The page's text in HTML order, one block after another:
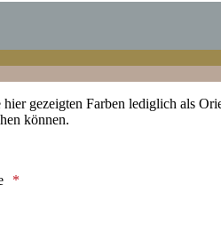
hier gezeigten Farben lediglich als
können.